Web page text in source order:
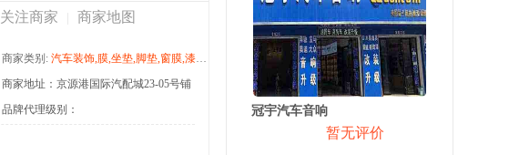
商家类别: 汽车装饰,膜,坐垫,脚垫,窗膜,漆面保护膜,改色膜,恒源祥,车把师把套,把套,导航,卡仕达,行影通
商家地址：京源港国际汽配城23-05号铺
品牌代理级别：
关注商家 商家地图
冠宇汽车音响
暂无评价